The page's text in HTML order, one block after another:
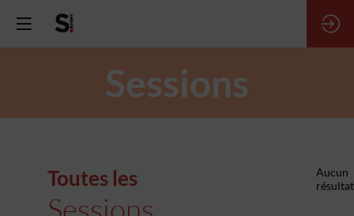
Sessions
Toutes les
Sessions
Aucun
résultat